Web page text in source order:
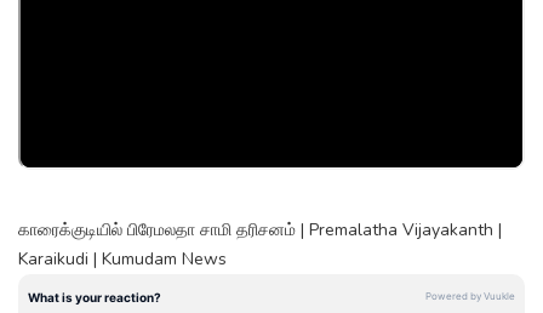
காரைக்குடியில் பிரேமலதா சாமி தரிசனம் | Premalatha Vijayakanth |
Karaikudi | Kumudam News